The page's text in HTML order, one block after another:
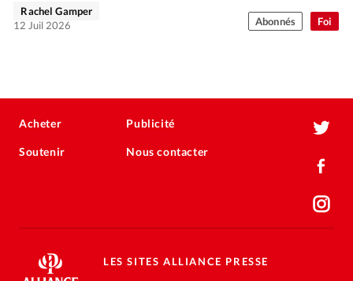
Foi
Rachel Gamper
12 Juil 2026
Abonnés
Acheter
Soutenir
Publicité
Nous contacter
LES SITES ALLIANCE PRESSE